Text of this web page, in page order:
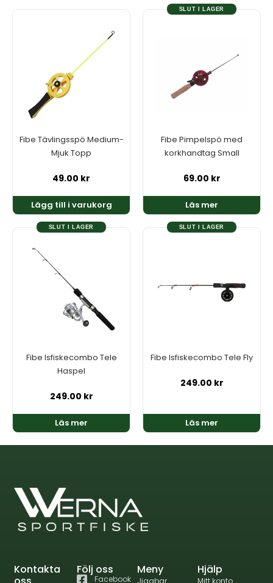
Fibe Tävlingsspö Medium-
Mjuk Topp
49.00 kr
Lägg till i varukorg
SLUT I LAGER
Fibe Pimpelspö med
korkhandtag Small
69.00 kr
Läs mer
SLUT I LAGER
Fibe Isfiskecombo Tele
Haspel
249.00 kr
Läs mer
SLUT I LAGER
Fibe Isfiskecombo Tele Fly
249.00 kr
Läs mer
Kontakta
Följ oss
Facebook
Meny
Jiggbar
Hjälp
Mitt konto